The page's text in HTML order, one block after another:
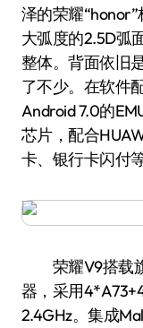
泽的荣耀
大弧度的2.5D弧
整体。背面依旧
了不少。在软件
Android 7.0的
芯片，配合
卡、银行卡闪付
荣耀V9搭载旗
器，采用
2.4GHz。集成